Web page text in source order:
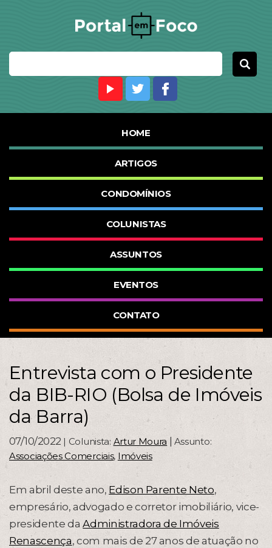
HOME
ARTIGOS
CONDOMÍNIOS
COLUNISTAS
ASSUNTOS
EVENTOS
CONTATO
Entrevista com o Presidente
da BIB-RIO (Bolsa de Imóveis
da Barra)
07/10/2022 | Colunista: Artur Moura
Assunto:
Associações Comerciais, Imóveis
Em abril deste ano, Edison Parente Neto,
empresário, advogado e corretor imobiliário, vice-
presidente daAdministradora de Imóveis
Renascença, com mais de 27 anos de atuação no